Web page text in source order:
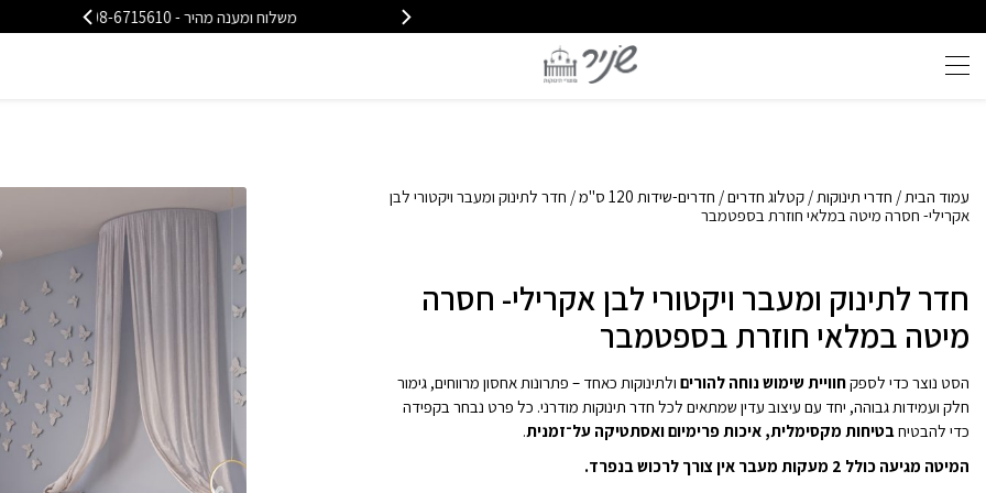
משלוח ומענה מהיר - 08-6715610
עמוד הבית/ חדרי תינוקות/ קטלוג חדרים/ חדרים-שידות 120 ס"מ
/ חדר לתינוק ומעבר ויקטורי לבן
אקרילי- חסרה מיטה במלאי חוזרת בספטמבר
חדר לתינוק ומעבר ויקטורי לבן אקרילי- חסרה
מיטה במלאי חוזרת בספטמבר
הסט נוצר כדי לספקחוויית שימוש נוחה להורים ולתינוקות כאחד – פתרונות אחסון מרווחים, גימור
חלק ועמידות גבוהה, יחד עם עיצוב עדין שמתאים לכל חדר תינוקות מודרני. כל פרט נבחר בקפידה
כדי להבטיחבטיחות מקסימלית, איכות פרימיום ואסתטיקה על־זמנית.
המיטה מגיעה כולל 2 מעקות מעבר אין צורך לרכוש בנפרד.